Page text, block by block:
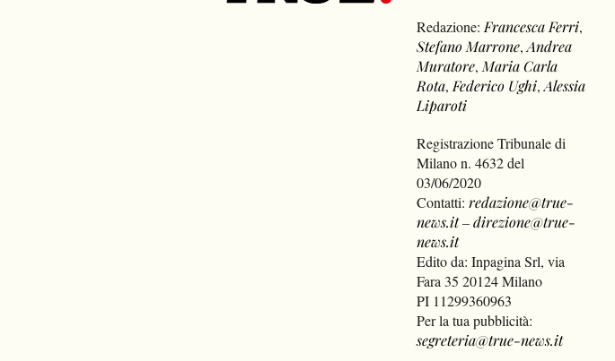
Redazione:Francesca Ferri,
Stefano Marrone,Andrea
Muratore,Maria Carla
Rota,Federico Ughi,Alessia
Liparoti
Registrazione Tribunale di
Milano n. 4632 del
03/06/2020
Contatti:redazione@true-
news.it–direzione@true-
news.it
Edito da: Inpagina Srl, via
Fara 35 20124 Milano
PI 11299360963
Per la tua pubblicità:
segreteria@true-news.it